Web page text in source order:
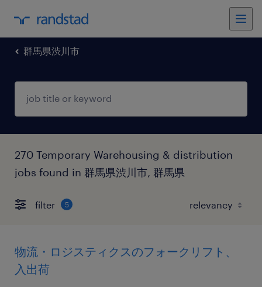
群馬県渋川市
270 Temporary Warehousing & distribution
jobs found in 群馬県渋川市, 群馬県
filter 5
物流・ロジスティクスのフォークリフト、
入出荷